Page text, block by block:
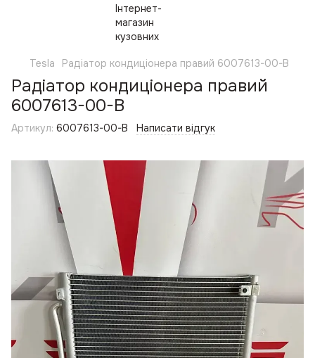
Tesla Радіатор кондиціонера правий 6007613-00-B
Радіатор кондиціонера правий
6007613-00-B
Артикул: 6007613-00-B Написати відгук